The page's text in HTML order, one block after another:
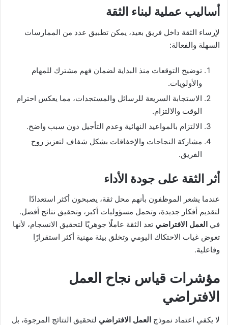
أساليب عملية لبناء الثقة
لإرساء الثقة داخل فريق بعيد، يمكن تطبيق عدد من الممارسات
السهلة والفعالة:
توضيح التوقعات منذ البداية لضمان فهم مشترك للمهام
والأولويات.
الاستجابة السريعة للرسائل والمستجدات، مما يعكس احترام
الوقت والالتزام.
الالتزام بالمواعيد النهائية وعدم التأجيل دون سبب واضح.
مشاركة النجاحات والإخفاقات بشكل شفاف لتعزيز روح
الفريق.
أثر الثقة على جودة الأداء
عندما يشعر الموظفون بأنهم محل ثقة، يصبحون أكثر استعدادًا
لتقديم أفكار جديدة، وتحمل مسؤوليات أكبر، وتحقيق نتائج أفضل.
في العمل الافتراضي تعد الثقة عاملًا جوهريًا لتحقيق الانسجام، لأنها
تعوض غياب الاحتكاك اليومي وتخلق بيئة مهنية أكثر استقرارًا
وفاعلية.
مؤشرات قياس نجاح العمل
الافتراضي
لا يكفي اعتماد نموذج العمل الافتراضي لتحقيق النتائج المرجوة، بل